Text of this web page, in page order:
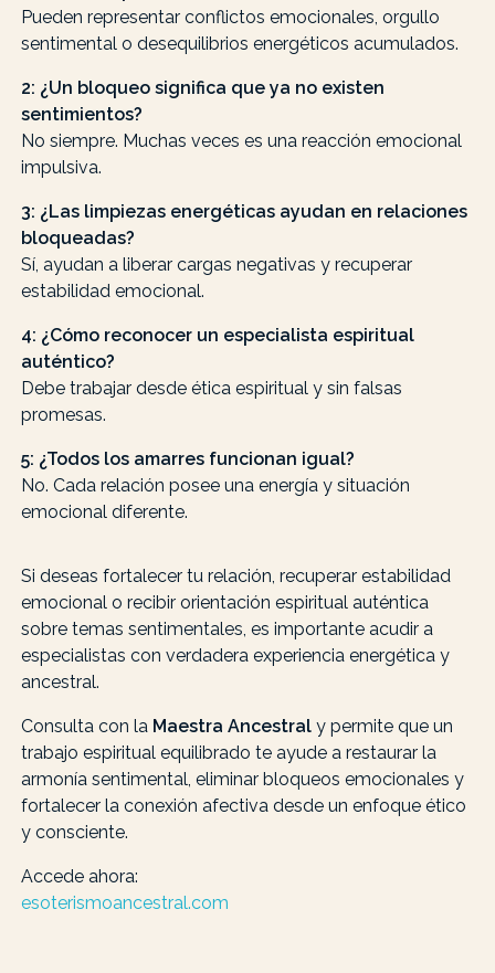
Pueden representar conflictos emocionales, orgullo
sentimental o desequilibrios energéticos acumulados.
2: ¿Un bloqueo significa que ya no existen
sentimientos?
No siempre. Muchas veces es una reacción emocional
impulsiva.
3: ¿Las limpiezas energéticas ayudan en relaciones
bloqueadas?
Sí, ayudan a liberar cargas negativas y recuperar
estabilidad emocional.
4: ¿Cómo reconocer un especialista espiritual
auténtico?
Debe trabajar desde ética espiritual y sin falsas
promesas.
5: ¿Todos los amarres funcionan igual?
No. Cada relación posee una energía y situación
emocional diferente.
Si deseas fortalecer tu relación, recuperar estabilidad
emocional o recibir orientación espiritual auténtica
sobre temas sentimentales, es importante acudir a
especialistas con verdadera experiencia energética y
ancestral.
Consulta con la Maestra Ancestral y permite que un
trabajo espiritual equilibrado te ayude a restaurar la
armonía sentimental, eliminar bloqueos emocionales y
fortalecer la conexión afectiva desde un enfoque ético
y consciente.
Accede ahora:
esoterismoancestral.com